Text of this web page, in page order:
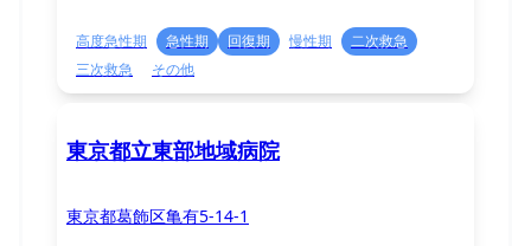
高度急性期 急性期 回復期 慢性期
二次救急
三次救急
その他
東京都立東部地域病院
東京都葛飾区亀有5-14-1